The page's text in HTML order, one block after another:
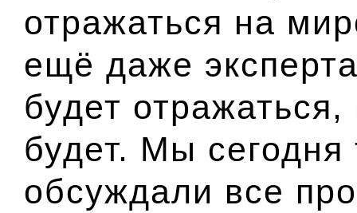
отражаться на
ещё даже
будет
будет. Мы сегодня
обсуждали все